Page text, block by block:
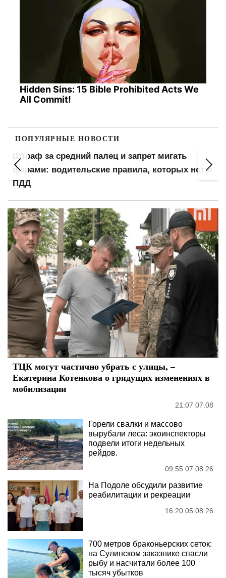
Hidden Sins: 15 Bible Prohibited Acts We
All Commit!
ПОПУЛЯРНЫЕ НОВОСТИ
Штраф за средний палец и запрет мигать
фарами: водительские правила, которых нет в
ПДД
ТЦК могут частично убрать с улицы, –
Екатерина Котенкова о грядущих изменениях в
мобилизации
21:07 07.08
Горели свалки и массово
вырубали леса: экоинспекторы
подвели итоги недельных
рейдов.
09:55 07.08.26
На Подоле обсудили развитие
реабилитации и рекреации
16:20 05.08.26
700 метров браконьерских сеток:
на Сулинском заказнике спасли
рыбу и насчитали более 100
тысяч убытков